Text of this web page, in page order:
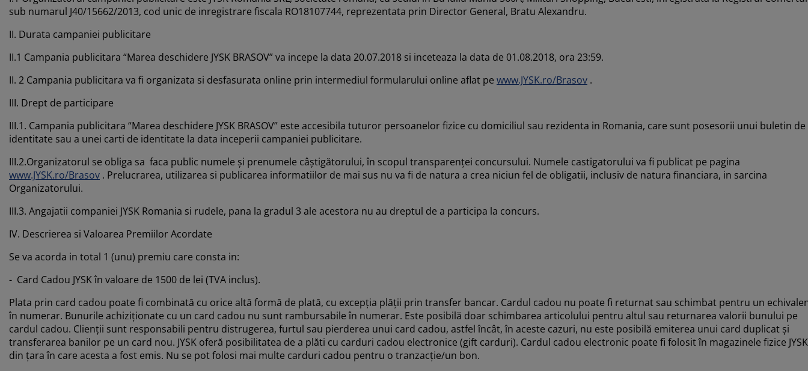
dormitor
de saltea
copii
mobilierului
exterior
de iluminat
casă
copiilor
sub numarul J40/15662/2013, cod unic de inregistrare fiscala RO18107744, reprezentata prin Director General, Bratu Alexandru.
II. Durata campaniei publicitare
II.1 Campania publicitara “Marea deschidere JYSK BRASOV” va incepe la data 20.07.2018 si inceteaza la data de 01.08.2018, ora 23:59.
II. 2 Campania publicitara va fi organizata si desfasurata online prin intermediul formularului online aflat pe www.JYSK.ro/Brasov .
III. Drept de participare
III.1. Campania publicitara “Marea deschidere JYSK BRASOV” este accesibila tuturor persoanelor fizice cu domiciliul sau rezidenta in Romania, care sunt posesorii unui buletin de
identitate sau a unei carti de identitate la data inceperii campaniei publicitare.
III.2.Organizatorul se obliga sa faca public numele și prenumele câștigătorului, în scopul transparenței concursului. Numele castigatorului va fi publicat pe pagina
www.JYSK.ro/Brasov . Prelucrarea, utilizarea si publicarea informatiilor de mai sus nu va fi de natura a crea niciun fel de obligatii, inclusiv de natura financiara, in sarcina
Organizatorului.
III.3. Angajatii companiei JYSK Romania si rudele, pana la gradul 3 ale acestora nu au dreptul de a participa la concurs.
IV. Descrierea si Valoarea Premiilor Acordate
Se va acorda in total 1 (unu) premiu care consta in:
- Card Cadou JYSK în valoare de 1500 de lei (TVA inclus).
Plata prin card cadou poate fi combinată cu orice altă formă de plată, cu excepția plății prin transfer bancar. Cardul cadou nu poate fi returnat sau schimbat pentru un
în numerar. Bunurile achiziționate cu un card cadou nu sunt rambursabile în numerar. Este posibilă doar schimbarea articolului pentru altul sau returnarea valorii bunului pe
cardul cadou. Clienții sunt responsabili pentru distrugerea, furtul sau pierderea unui card cadou, astfel încât, în aceste cazuri, nu este posibilă emiterea unui card duplicat și
transferarea banilor pe un card nou. JYSK oferă posibilitatea de a plăti cu carduri cadou electronice (gift carduri). Cardul cadou electronic poate fi folosit în magazinele fizice JYSK
din țara în care acesta a fost emis. Nu se pot folosi mai multe carduri cadou pentru o tranzacție/un bon.